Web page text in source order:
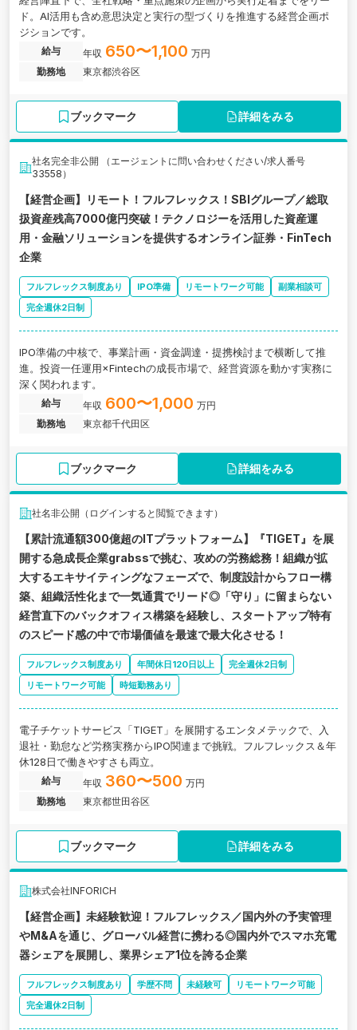
ド。AI活用も含め意思決定と実行の型づくりを推進する経営企画ポ
ジションです。
給与 年収 650〜1,100 万円
勤務地
東京都渋谷区
ブックマーク 詳細をみる
社名完全非公開 （エージェントに問い合わせください/求人番号
33558）
【経営企画】リモート！フルフレックス！SBIグループ／総取
扱資産残高7000億円突破！テクノロジーを活用した資産運
用・金融ソリューションを提供するオンライン証券・FinTech
企業
フルフレックス制度あり IPO準備 リモートワーク可能
副業相談可
完全週休2日制
IPO準備の中核で、事業計画・資金調達・提携検討まで横断して推
進。投資一任運用×Fintechの成長市場で、経営資源を動かす実務に
深く関われます。
給与 年収 600〜1,000 万円
勤務地
東京都千代田区
ブックマーク 詳細をみる
社名非公開（ログインすると閲覧できます）
【累計流通額300億超のITプラットフォーム】『TIGET』を展
開する急成長企業grabssで挑む、攻めの労務総務！組織が拡
大するエキサイティングなフェーズで、制度設計からフロー構
築、組織活性化まで一気通貫でリード◎「守り」に留まらない
経営直下のバックオフィス構築を経験し、スタートアップ特有
のスピード感の中で市場価値を最速で最大化させる！
フルフレックス制度あり 年間休日120日以上
完全週休2日制
リモートワーク可能
時短勤務あり
電子チケットサービス「TIGET」を展開するエンタメテックで、入
退社・勤怠など労務実務からIPO関連まで挑戦。フルフレックス＆年
休128日で働きやすさも両立。
給与 年収 360〜500 万円
勤務地
東京都世田谷区
ブックマーク 詳細をみる
株式会社INFORICH
【経営企画】未経験歓迎！フルフレックス／国内外の予実管理
やM&Aを通じ、グローバル経営に携わる◎国内外でスマホ充電
器シェアを展開し、業界シェア1位を誇る企業
フルフレックス制度あり 学歴不問 未経験可
リモートワーク可能
完全週休2日制